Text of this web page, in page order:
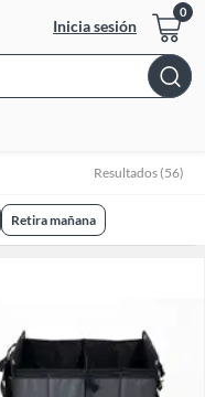
Inicia sesión
Resultados (56)
Retira mañana